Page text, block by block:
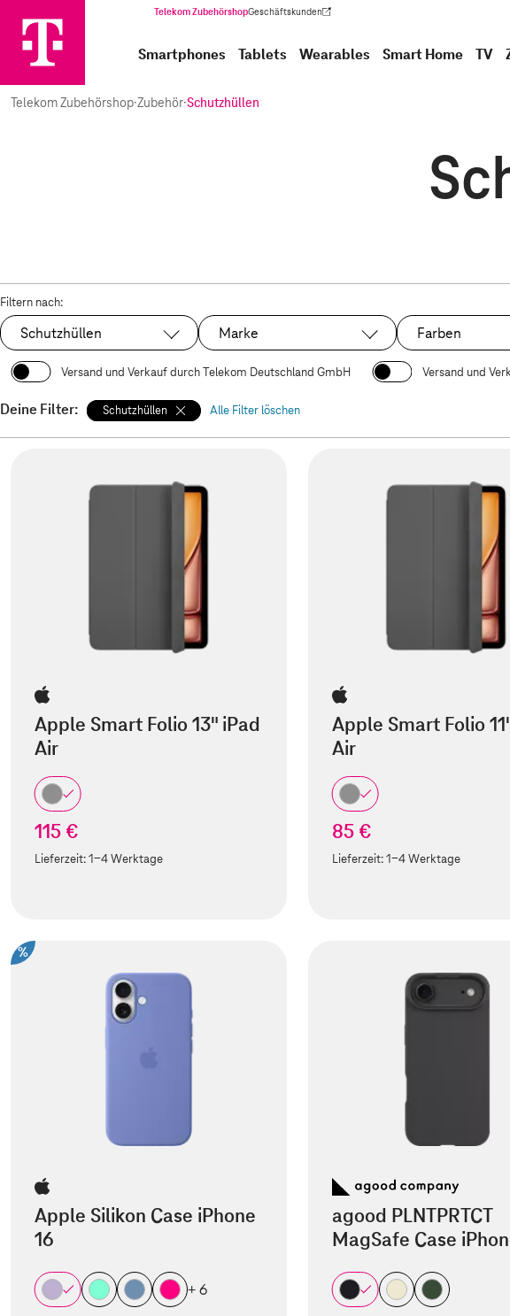
Telekom ZubehörshopGeschäftskunden
(Wird in einem neuen Tab geöffnet)
Smartphones Tablets Wearables Smart Home TV
Telekom Zubehörshop·Zubehör·Schutzhüllen
Filtern nach:
Ausgewählt:
Schutzhüllen Marke Farben
Versand und Verkauf durch Telekom Deutschland GmbH Versand und
Deine Filter: Schutzhüllen Alle Filter löschen
Apple Smart Folio 13" iPad
Air
115 €
Lieferzeit:1-4 Werktage
Apple Smart Folio
Air
85 €
Lieferzeit:1-4 Werktage
%
Apple Silikon Case iPhone
16
+ 6
agood PLNTPRTCT
MagSafe Case